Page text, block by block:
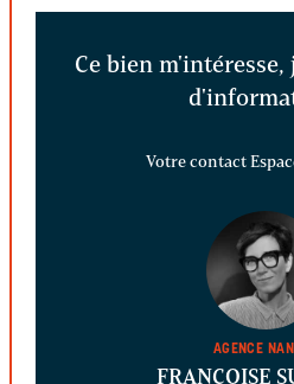
Ce bien
Votre contact
AGENCE
FRANÇOISE